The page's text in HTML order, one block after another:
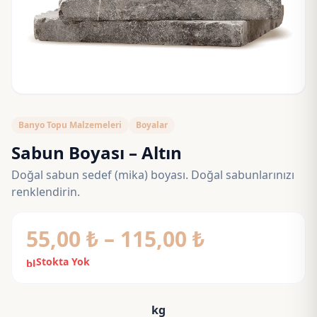
Banyo Topu Malzemeleri Boyalar
Sabun Boyası – Altın
Doğal sabun sedef (mika) boyası. Doğal sabunlarınızı
renklendirin.
55,00 ₺ – 115,00 ₺Fiyat
block
Stokta Yok
kg